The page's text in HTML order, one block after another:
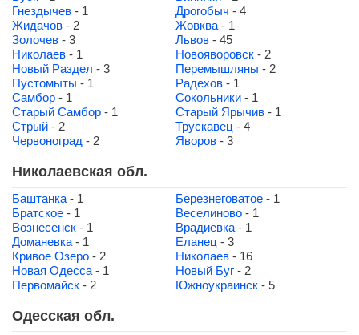
Гнездычев - 1 Дрогобыч - 4
Жидачов - 2 Жовква - 1
Золочев - 3 Львов - 45
Николаев - 1 Новояворовск - 2
Новый Раздел - 3 Перемышляны - 2
Пустомыты - 1 Радехов - 1
Самбор - 1 Сокольники - 1
Старый Самбор - 1 Старый Ярычив - 1
Стрый - 2 Трускавец - 4
Червоноград - 2 Яворов - 3
Николаевская обл.
Баштанка - 1 Березнеговатое - 1
Братское - 1 Веселиново - 1
Вознесенск - 1 Врадиевка - 1
Доманевка - 1 Еланец - 3
Кривое Озеро - 2 Николаев - 16
Новая Одесса - 1 Новый Буг - 2
Первомайск - 2 Южноукраинск - 5
Одесская обл.